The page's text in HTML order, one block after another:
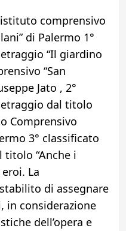
istituto comprensivo
di Palermo 1°
“Il giardino
“San
Jato , 2°
dal titolo
Comprensivo
3° classificato
“Anche i
La
di assegnare
in considerazione
dell’opera e